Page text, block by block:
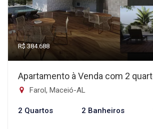
R$ 384.688
Apartamento à Venda com 2
Farol, Maceió-AL
2 Quartos 2 Banheiros